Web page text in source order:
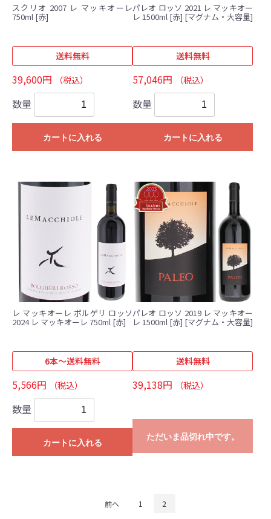
スクリオ 2007 レ マッキオーレ
750ml [赤]
送料無料
39,600円 （税込）
数量
カートに入れる
パレオ ロッソ 2021 レ マッキオー
レ 1500ml [赤] [マグナム・大容量]
送料無料
57,046円 （税込）
数量
カートに入れる
レ マッキオーレ ボルゲリ ロッソ
2024 レ マッキオーレ 750ml [赤]
6本～送料無料
5,566円 （税込）
数量
カートに入れる
パレオ ロッソ 2019 レ マッキオー
レ 1500ml [赤] [マグナム・大容量]
送料無料
39,138円 （税込）
ただいま品切れ中です。
前へ 1 2